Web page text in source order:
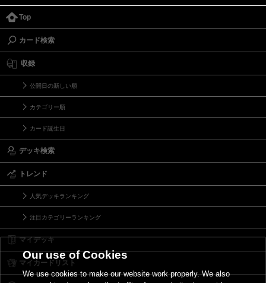
Top
カード検索
収録
公開日の新しい順
カテゴリー順
カード誕生日
デッキ検索
トレンド
人気デッキランキング
注目カテゴリーランキング
マイデッキ
マイカードリスト
Our use of Cookies
We use cookies to make our website work properly. We also